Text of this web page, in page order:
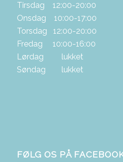
Tirsdag 12:00-20:00
Onsdag 10:00-17:00
Torsdag 12:00-20:00
Fredag 10:00-16:00
Lørdag lukket
Søndag lukket
FØLG OS PÅ